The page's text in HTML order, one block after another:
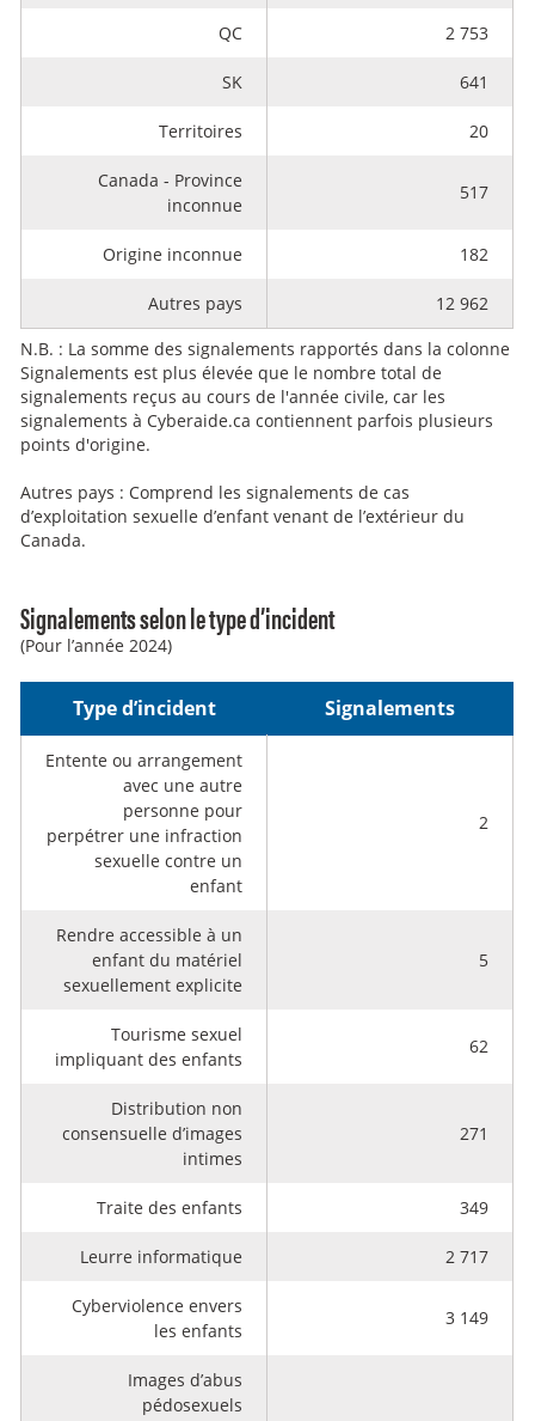
QC 2 753
SK 641
Territoires 20
Canada - Province
inconnue
517
Origine inconnue 182
Autres pays 12 962
N.B. : La somme des signalements rapportés dans la colonne
Signalements est plus élevée que le nombre total de
signalements reçus au cours de l'année civile, car les
signalements à Cyberaide.ca contiennent parfois plusieurs
points d'origine.
Autres pays : Comprend les signalements de cas
d’exploitation sexuelle d’enfant venant de l’extérieur du
Canada.
Signalements selon le type d’incident
(Pour l’année 2024)
Type d’incident Signalements
Entente ou arrangement
avec une autre
personne pour
perpétrer une infraction
sexuelle contre un
enfant
2
Rendre accessible à un
enfant du matériel
sexuellement explicite
5
Tourisme sexuel
impliquant des enfants
62
Distribution non
consensuelle d’images
intimes
271
Traite des enfants 349
Leurre informatique 2 717
Cyberviolence envers
les enfants
3 149
Images d’abus
pédosexuels